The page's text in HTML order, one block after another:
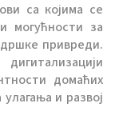
са којима се
могућности за
привреди.
домаћих
и развој